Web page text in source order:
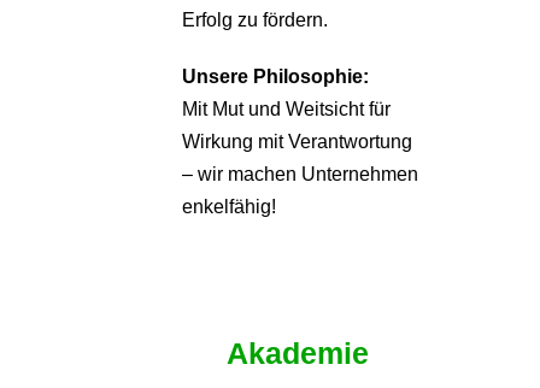
Erfolg zu fördern.
Unsere Philosophie:
Mit Mut und Weitsicht für
Wirkung mit Verantwortung
– wir machen Unternehmen
enkelfähig!
Akademie